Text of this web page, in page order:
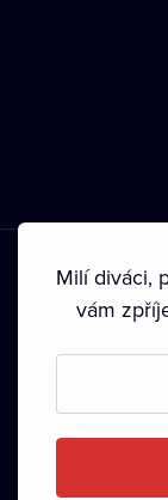
Podmínky
Milí diváci,
vám